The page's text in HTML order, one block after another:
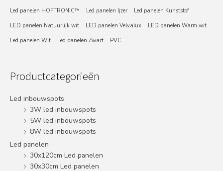
Led panelen HOFTRONIC™
Led panelen Ijzer
Led panelen Kunststof
LED panelen Natuurlijk wit
LED panelen Velvalux
LED panelen Warm wit
Led panelen Wit
Led panelen Zwart PVC
Productcategorieën
Led inbouwspots
3W led inbouwspots
5W led inbouwspots
8W led inbouwspots
Led panelen
30x120cm Led panelen
30x30cm Led panelen